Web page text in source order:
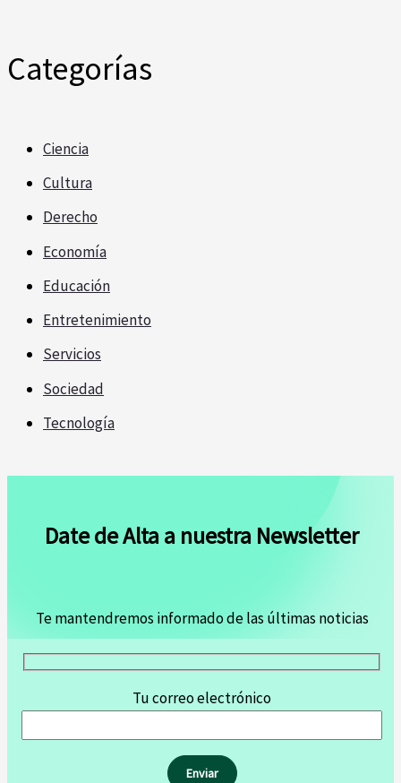
Categorías
Ciencia
Cultura
Derecho
Economía
Educación
Entretenimiento
Servicios
Sociedad
Tecnología
Date de Alta a nuestra Newsletter
Te mantendremos informado de las últimas noticias
Tu correo electrónico